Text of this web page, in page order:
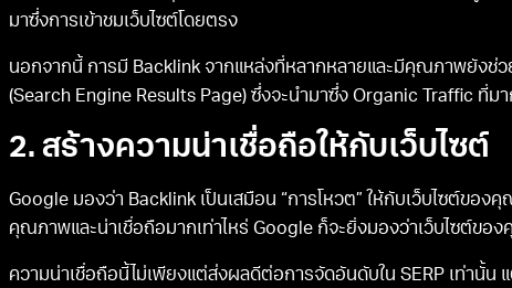
มาซึ่งการเข้าชมเว็บไซต์โดยตรง
นอกจากนี้ การมี Backlink จากแหล่งที่หลากหลายและมีคุณภาพยังช่ว
(Search Engine Results Page) ซึ่งจะนำมาซึ่ง Organic Traffic ที่ม
2. สร้างความน่าเชื่อถือให้กับเว็บไซต์
Google มองว่า Backlink เป็นเสมือน “การโหวต” ให้กับเว็บไซต์ขอ
คุณภาพและน่าเชื่อถือมากเท่าไหร่ Google ก็จะยิ่งมองว่าเว็บไซต์ขอ
ความน่าเชื่อถือนี้ไม่เพียงแต่ส่งผลดีต่อการจัดอันดับใน SERP เท่านั้น